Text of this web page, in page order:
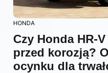
HONDA
Czy Honda HR-
przed korozją?
ocynku dla